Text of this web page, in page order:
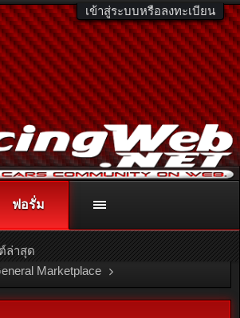
เข้าสู่ระบบหรือลงทะเบียน
หรือโทร. 081-811-1138
นรายละเอียดเพิ่มเติม คลิกที่นี่
Marketplace
วดหมู่
ฟอรั่ม
ล่าสุด